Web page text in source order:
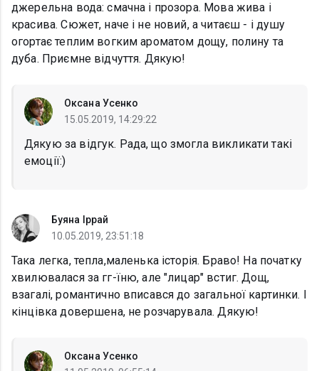
джерельна вода: смачна і прозора. Мова жива і
красива. Сюжет, наче і не новий, а читаєш - і душу
огортає теплим вогким ароматом дощу, полину та
дуба. Приємне відчуття. Дякую!
Оксана Усенко
15.05.2019, 14:29:22
Дякую за відгук. Рада, що змогла викликати такі
емоції:)
Буяна Іррай
10.05.2019, 23:51:18
Така легка, тепла,маленька історія. Браво! На початку
хвилювалася за гг-їню, але "лицар" встиг. Дощ,
взагалі, романтично вписався до загальної картинки. І
кінцівка довершена, не розчарувала. Дякую!
Оксана Усенко